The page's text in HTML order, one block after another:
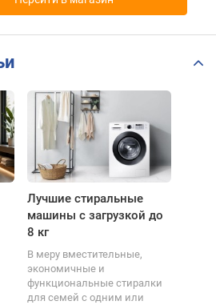
Лучшие стиральные
машины с загрузкой до
8 кг
В меру вместительные,
экономичные и
функциональные стиралки
для семей с одним или